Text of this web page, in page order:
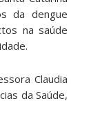
da dengue
na saúde
Claudia
da Saúde,